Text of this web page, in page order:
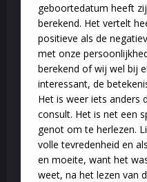
geboortedatum heeft
berekend. Het vertelt
positieve als de
met onze
berekend of wij wel bij
interessant, de
Het is weer iets anders
consult. Het is net een
genot om te herlezen.
volle tevredenheid en
en moeite, want het
weet, na het lezen van